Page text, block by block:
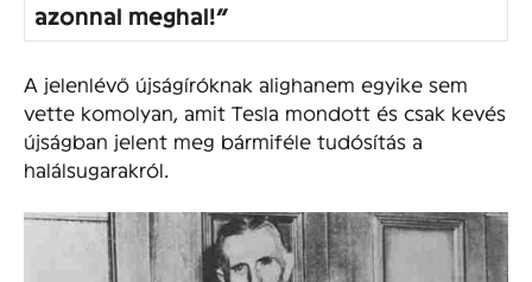
azonnal meghal!”
A jelenlévő újságíróknak alighanem egyike sem
vette komolyan, amit Tesla mondott és csak kevés
újságban jelent meg bármiféle tudósítás a
halálsugarakról.